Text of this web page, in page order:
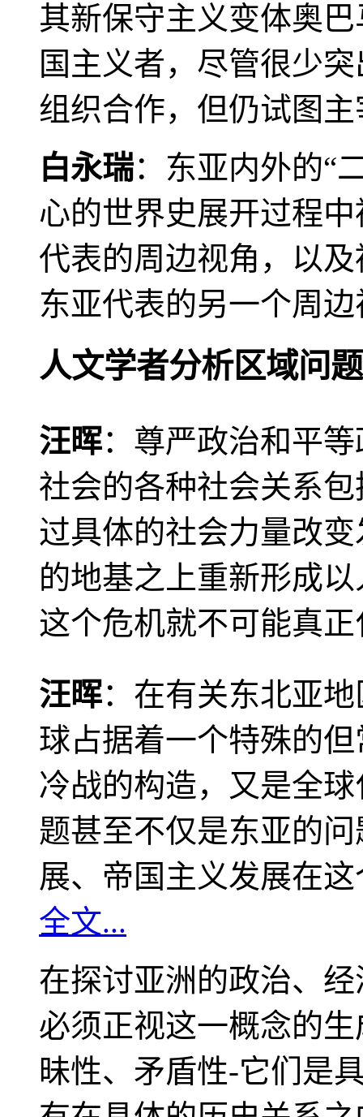
其新保守主义变体奥
国主义者，尽管很少
组织合作，但仍试图
白永瑞：东亚内外的“
心的世界史展开过程
代表的周边视角，以
东亚代表的另一个周
人文学者分析区域问题
汪晖：尊严政治和平
社会的各种社会关系
过具体的社会力量改
的地基之上重新形成
这个危机就不可能真
汪晖：在有关东北亚
球占据着一个特殊的
冷战的构造，又是全
题甚至不仅是东亚的
展、帝国主义发展在
全文...
在探讨亚洲的政治、
必须正视这一概念的
昧性、矛盾性-它们是